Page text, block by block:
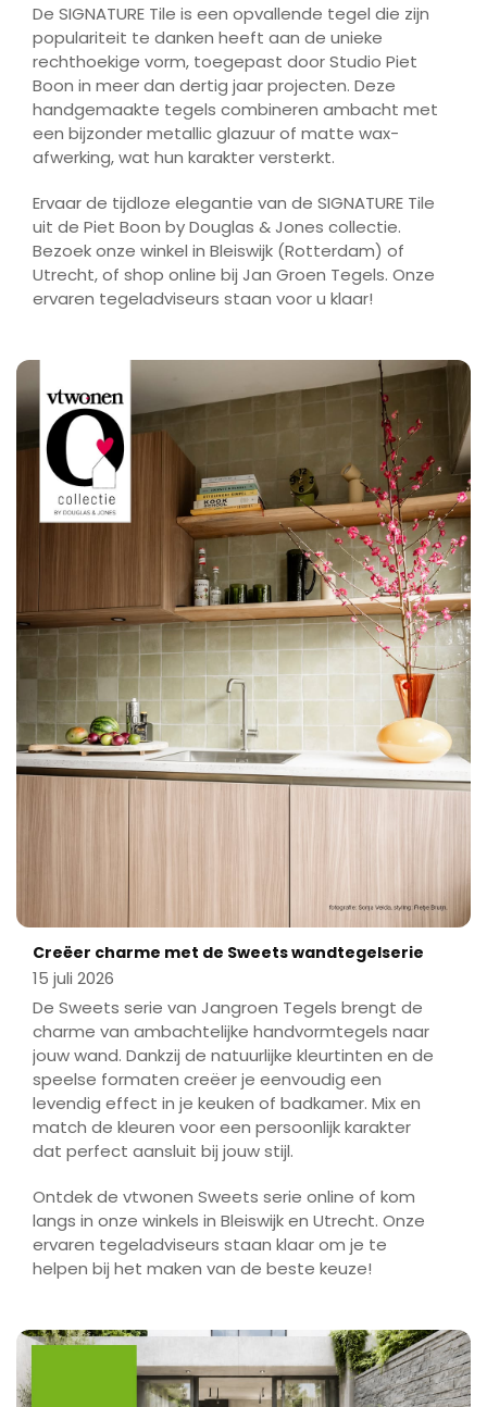
De SIGNATURE Tile is een opvallende tegel die zijn
populariteit te danken heeft aan de unieke
rechthoekige vorm, toegepast door Studio Piet
Boon in meer dan dertig jaar projecten. Deze
handgemaakte tegels combineren ambacht met
een bijzonder metallic glazuur of matte wax-
afwerking, wat hun karakter versterkt.
Ervaar de tijdloze elegantie van de SIGNATURE Tile
uit de Piet Boon by Douglas & Jones collectie.
Bezoek onze winkel in Bleiswijk (Rotterdam) of
Utrecht, of shop online bij Jan Groen Tegels. Onze
ervaren tegeladviseurs staan voor u klaar!
Creëer charme met de Sweets wandtegelserie
15 juli 2026
De Sweets serie van Jangroen Tegels brengt de
charme van ambachtelijke handvormtegels naar
jouw wand. Dankzij de natuurlijke kleurtinten en de
speelse formaten creëer je eenvoudig een
levendig effect in je keuken of badkamer. Mix en
match de kleuren voor een persoonlijk karakter
dat perfect aansluit bij jouw stijl.
Ontdek de vtwonen Sweets serie online of kom
langs in onze winkels in Bleiswijk en Utrecht. Onze
ervaren tegeladviseurs staan klaar om je te
helpen bij het maken van de beste keuze!